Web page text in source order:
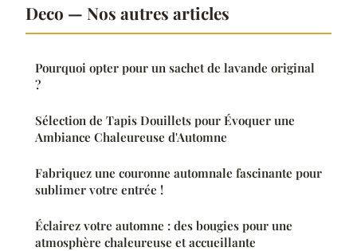
Deco — Nos autres articles
Pourquoi opter pour un sachet de lavande original
?
Sélection de Tapis Douillets pour Évoquer une
Ambiance Chaleureuse d'Automne
Fabriquez une couronne automnale fascinante pour
sublimer votre entrée !
Éclairez votre automne : des bougies pour une
atmosphère chaleureuse et accueillante